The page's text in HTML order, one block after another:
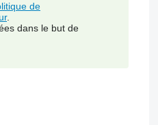
de
.
dans le but de